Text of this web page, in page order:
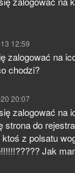
12:59
zalogować na
chodzi?
20:07
zalogować na
strona do
z polsatu
Jak